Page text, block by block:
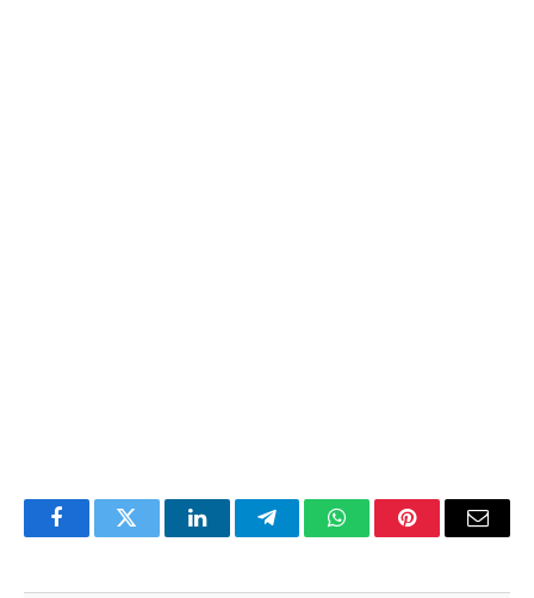
FacebookTwitter LinkedInTelegramWhatsAppPinterestEmail